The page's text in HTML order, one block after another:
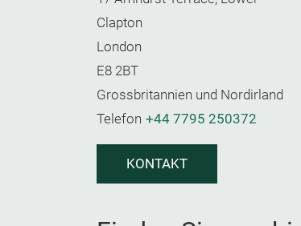
Clapton
London
E8 2BT
Grossbritannien und Nordirland
Telefon +44 7795 250372
KONTAKT